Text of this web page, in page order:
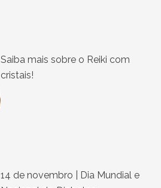
Saiba mais sobre o Reiki com
cristais!
14 de novembro | Dia Mundial e